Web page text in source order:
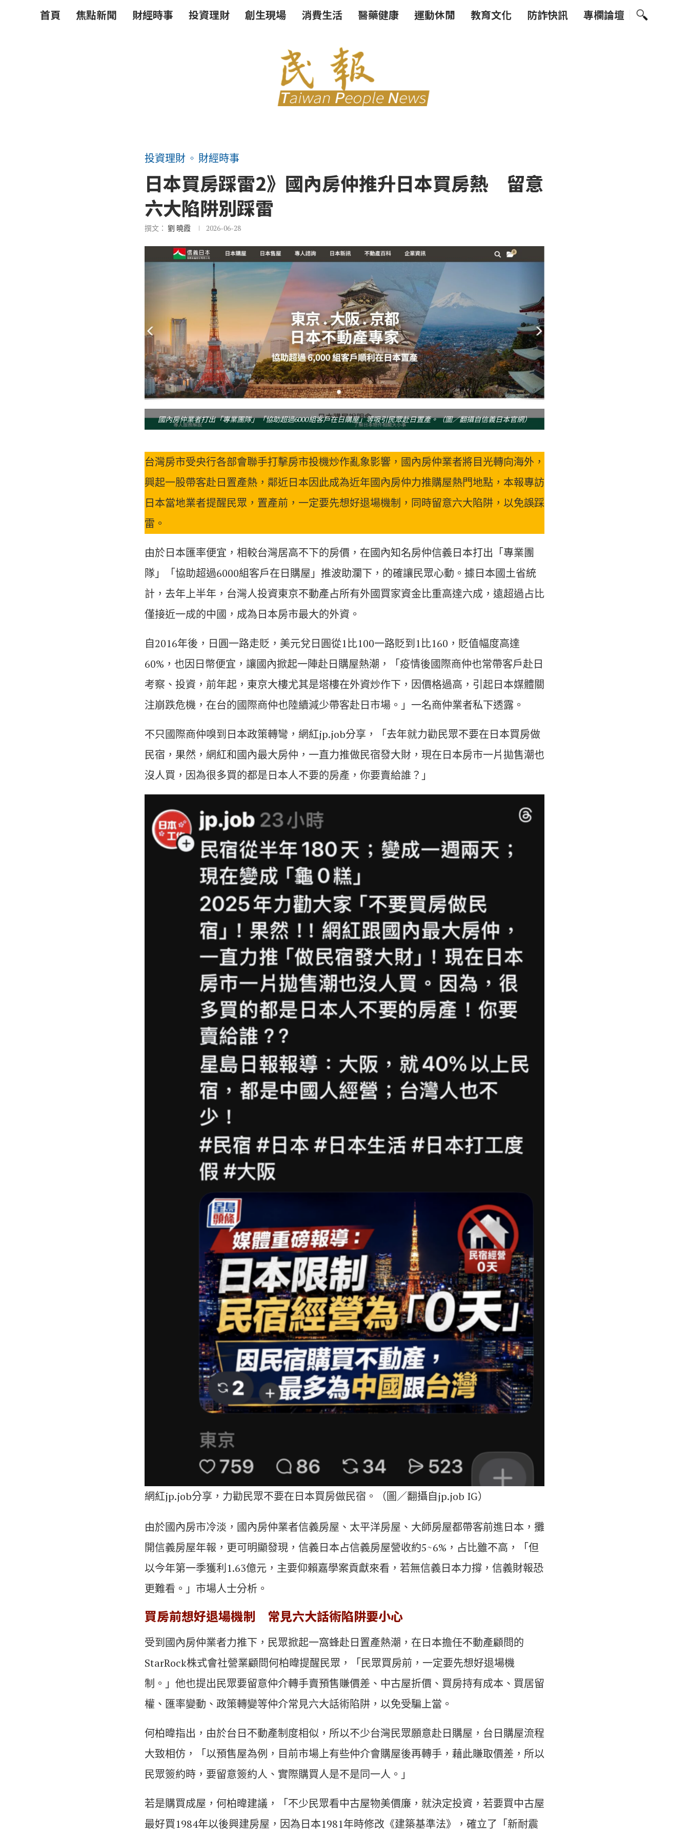
首頁 焦點新聞 財經時事 投資理財 創生現場 消費生活 醫藥健康 運動休閒 教育文化 防詐快訊 專欄論壇
投資理財 財經時事
日本買房踩雷2》國內房仲推升日本買房熱 留意
六大陷阱別踩雷
撰文： 劉 曉霞 2026-06-28
國內房仲業者打出「專業團隊」「協助超過6000組客戶在日購屋」等吸引民眾赴日置產。（圖／翻攝自信義日本官網）
台灣房市受央行各部會聯手打擊房市投機炒作亂象影響，國內房仲業者將目光轉向海外，
興起一股帶客赴日置產熱，鄰近日本因此成為近年國內房仲力推購屋熱門地點，本報專訪
日本當地業者提醒民眾，置產前，一定要先想好退場機制，同時留意六大陷阱，以免誤踩
雷。
由於日本匯率便宜，相較台灣居高不下的房價，在國內知名房仲信義日本打出「專業團
隊」「協助超過6000組客戶在日購屋」推波助瀾下，的確讓民眾心動。據日本國土省統
計，去年上半年，台灣人投資東京不動產占所有外國買家資金比重高達六成，遠超過占比
僅接近一成的中國，成為日本房市最大的外資。
自2016年後，日圓一路走貶，美元兌日圓從1比100一路貶到1比160，貶值幅度高達
60%，也因日幣便宜，讓國內掀起一陣赴日購屋熱潮，「疫情後國際商仲也常帶客戶赴日
考察、投資，前年起，東京大樓尤其是塔樓在外資炒作下，因價格過高，引起日本媒體關
注崩跌危機，在台的國際商仲也陸續減少帶客赴日市場。」一名商仲業者私下透露。
不只國際商仲嗅到日本政策轉彎，網紅jp.job分享，「去年就力勸民眾不要在日本買房做
民宿，果然，網紅和國內最大房仲，一直力推做民宿發大財，現在日本房市一片拋售潮也
沒人買，因為很多買的都是日本人不要的房產，你要賣給誰？」
網紅jp.job分享，力勸民眾不要在日本買房做民宿。（圖／翻攝自jp.job IG）
由於國內房市冷淡，國內房仲業者信義房屋、太平洋房屋、大師房屋都帶客前進日本，攤
開信義房屋年報，更可明顯發現，信義日本占信義房屋營收約5~6%，占比雖不高，「但
以今年第一季獲利1.63億元，主要仰賴嘉學案貢獻來看，若無信義日本力撐，信義財報恐
更難看。」市場人士分析。
買房前想好退場機制 常見六大話術陷阱要小心
受到國內房仲業者力推下，民眾掀起一窩蜂赴日置產熱潮，在日本擔任不動產顧問的
StarRock株式會社營業顧問何柏暐提醒民眾，「民眾買房前，一定要先想好退場機
制。」他也提出民眾要留意仲介轉手賣預售賺價差、中古屋折價、買房持有成本、買居留
權、匯率變動、政策轉變等仲介常見六大話術陷阱，以免受騙上當。
何柏暐指出，由於台日不動產制度相似，所以不少台灣民眾願意赴日購屋，台日購屋流程
大致相仿，「以預售屋為例，目前市場上有些仲介會購屋後再轉手，藉此賺取價差，所以
民眾簽約時，要留意簽約人、實際購買人是不是同一人。」
若是購買成屋，何柏暐建議，「不少民眾看中古屋物美價廉，就決定投資，若要買中古屋
最好買1984年以後興建房屋，因為日本1981年時修改《建築基準法》，確立了「新耐震